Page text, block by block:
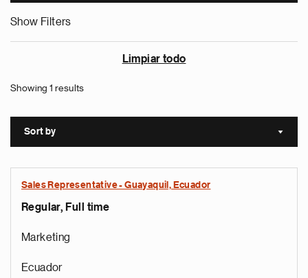
Show Filters
Limpiar todo
Showing 1 results
Sort by Sort
Sales Representative - Guayaquil, Ecuador
Regular, Full time
Marketing
Ecuador